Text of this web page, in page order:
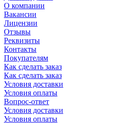
О компании
Вакансии
Лицензии
Отзывы
Реквизиты
Контакты
Покупателям
Как сделать заказ
Как сделать заказ
Условия доставки
Условия оплаты
Вопрос-ответ
Условия доставки
Условия оплаты